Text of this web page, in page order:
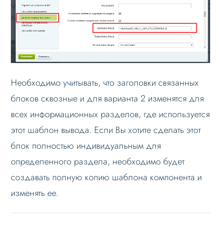
Необходимо учитывать, что заголовки связанных
блоков сквозные и для варианта 2 изменятся для
всех информационных разделов, где используется
этот шаблон вывода. Если Вы хотите сделать этот
блок полностью индивидуальным для
определенного раздела, необходимо будет
создавать полную копию шаблона компонента и
изменять ее.